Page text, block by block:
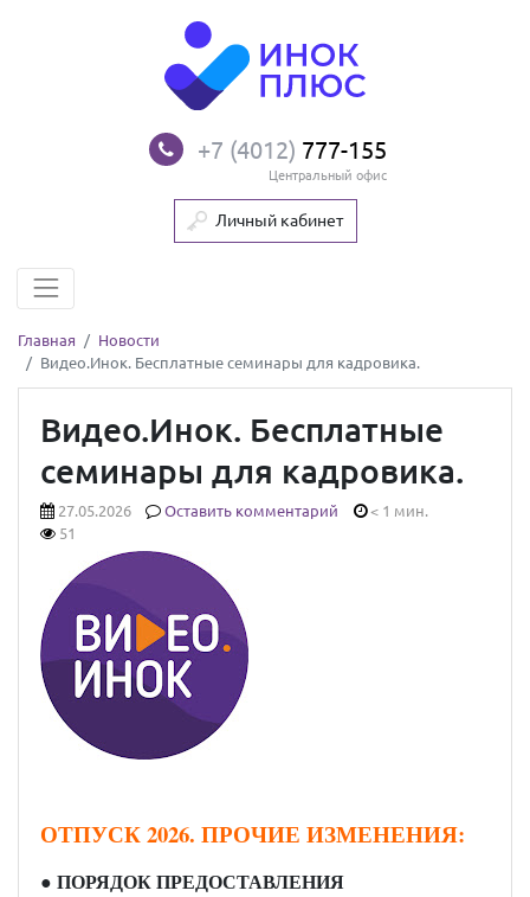
+7 (4012) 777-155
Центральный офис
Личный кабинет
Главная
Новости
Видео.Инок. Бесплатные семинары для кадровика.
Видео.Инок. Бесплатные
семинары для кадровика.
27.05.2026 Оставить комментарий
< 1 мин.
51
ОТПУСК 2026. ПРОЧИЕ ИЗМЕНЕНИЯ:
● ПОРЯДОК ПРЕДОСТАВЛЕНИЯ